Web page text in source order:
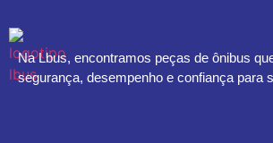
Na Lbus, encontramos peças de ônibus
segurança, desempenho e confiança para